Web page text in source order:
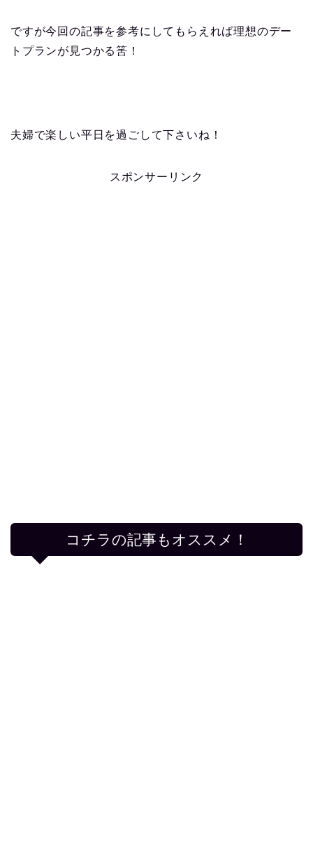
ですが今回の記事を参考にしてもらえれば理想のデー
トプランが見つかる筈！
夫婦で楽しい平日を過ごして下さいね！
スポンサーリンク
コチラの記事もオススメ！